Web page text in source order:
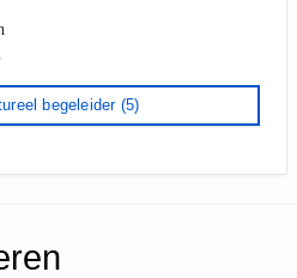
begeleider(5)